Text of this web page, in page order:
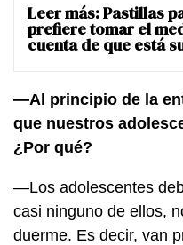
Leer más:Pastillas
prefiere tomar el
cuenta de que está
—Al principio de la
que nuestros
¿Por qué?
—Los adolescentes
casi ninguno de ellos,
duerme. Es decir, van